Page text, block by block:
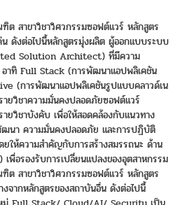
ต สาขาวิชาวิศวกรรมซอฟต์แวร์ หลักสูตร
ดังต่อไปนี้หลักสูตรมุ่งผลิต ผู้ออกแบบระบบ
Solution Architect) ที่มีความ
อาทิ Full Stack (การพัฒนาแอปพลิเคชัน
(การพัฒนาแอปพลิเคชันรูปแบบคลาวด์เน
ยวิชาความมั่นคงปลอดภัยซอฟต์แวร์
วิชาบังคับ เพื่อให้สอดคล้องกับแนวทาง
ฒนา ความมั่นคงปลอดภัย และการปฏิบัติ
ให้ความสำคัญกับการสร้างสมรรถนะ ด้าน
อรองรับการเปลี่ยนแปลงของอุตสาหกรรม
ต สาขาวิชาวิศวกรรมซอฟต์แวร์ หลักสูตร
ากหลักสูตรของสถาบันอื่น ดังต่อไปนี้